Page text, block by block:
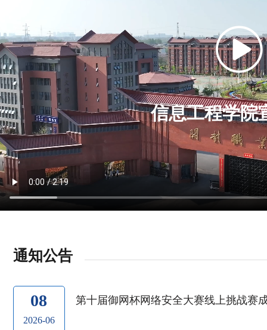
信息工程学院
通知公告
08
2026-06
第十届御网杯网络安全大赛线上挑战赛